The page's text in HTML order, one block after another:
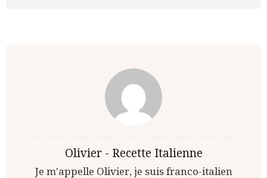
Olivier - Recette Italienne
Je m'appelle Olivier, je suis franco-italien